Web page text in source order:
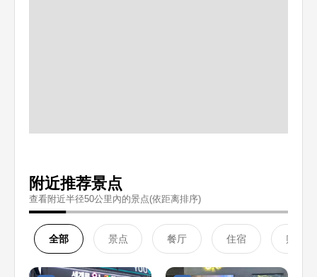
附近推荐景点
查看附近半径50公里內的景点(依距离排序)
全部 景点 餐厅 住宿 购物